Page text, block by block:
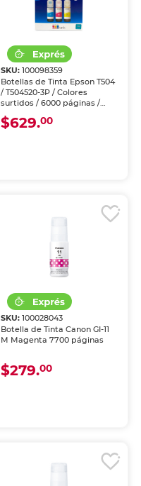
SKU: 100098359
Botellas de Tinta Epson T504
/ T504520-3P / Colores
surtidos / 6000 páginas /
EcoTank / 3 piezas
$629.00
SKU: 100028043
Botella de Tinta Canon GI-11
M Magenta 7700 páginas
$279.00